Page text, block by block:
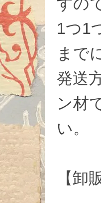
すの
1つ1
まで
発送
ン材
い。
【卸